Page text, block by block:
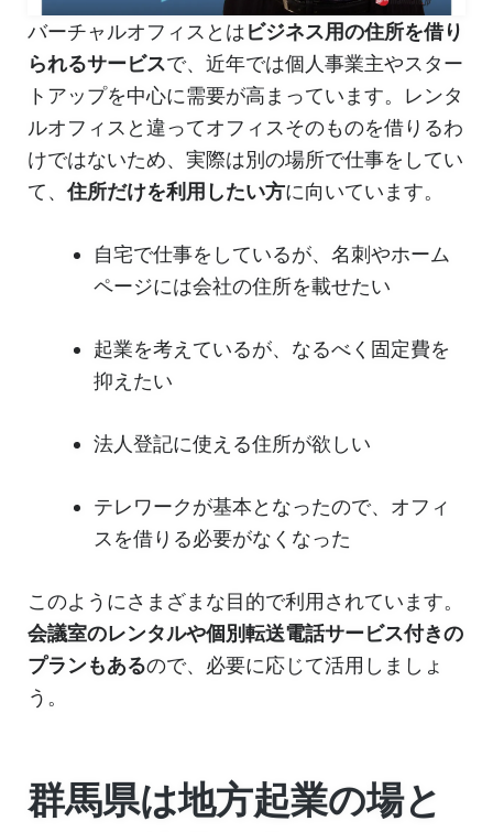
バーチャルオフィスとはビジネス用の住所を借り
られるサービスで、近年では個人事業主やスター
トアップを中心に需要が高まっています。レンタ
ルオフィスと違ってオフィスそのものを借りるわ
けではないため、実際は別の場所で仕事をしてい
て、住所だけを利用したい方に向いています。
自宅で仕事をしているが、名刺やホーム
ページには会社の住所を載せたい
起業を考えているが、なるべく固定費を
抑えたい
法人登記に使える住所が欲しい
テレワークが基本となったので、オフィ
スを借りる必要がなくなった
このようにさまざまな目的で利用されています。
会議室のレンタルや個別転送電話サービス付きの
プランもあるので、必要に応じて活用しましょ
う。
群馬県は地方起業の場と